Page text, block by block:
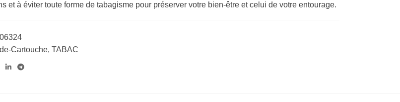
et à éviter toute forme de tabagisme pour préserver votre bien-être et celui de votre entourage.
Cartouche, TABAC